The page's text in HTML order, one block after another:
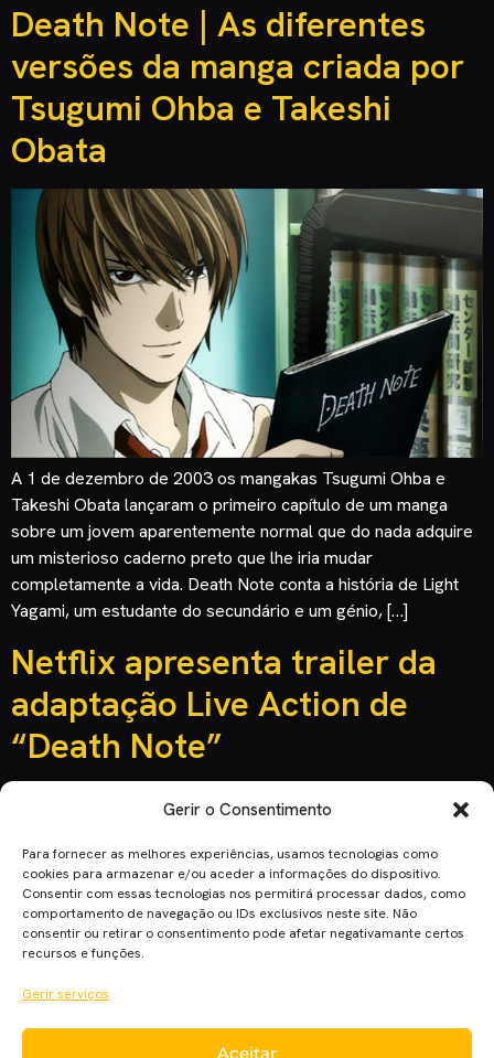
Gerir o Consentimento
Para fornecer as melhores experiências, usamos tecnologias como
cookies para armazenar e/ou aceder a informações do dispositivo.
Consentir com essas tecnologias nos permitirá processar dados, como
comportamento de navegação ou IDs exclusivos neste site. Não
consentir ou retirar o consentimento pode afetar negativamante certos
recursos e funções.
Gerir serviços
Aceitar
Death Note | As diferentes
versões da manga criada por
Tsugumi Ohba e Takeshi
Obata
A 1 de dezembro de 2003 os mangakas Tsugumi Ohba e
Takeshi Obata lançaram o primeiro capítulo de um manga
sobre um jovem aparentemente normal que do nada adquire
um misterioso caderno preto que lhe iria mudar
completamente a vida. Death Note conta a história de Light
Yagami, um estudante do secundário e um génio, […]
Netflix apresenta trailer da
adaptação Live Action de
“Death Note”